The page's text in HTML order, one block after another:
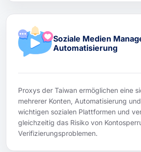
Soziale Medien
Automatisierung
Proxys der Taiwan ermöglichen eine
mehrerer Konten, Automatisierung
wichtigen sozialen Plattformen und
gleichzeitig das Risiko von
Verifizierungsproblemen.